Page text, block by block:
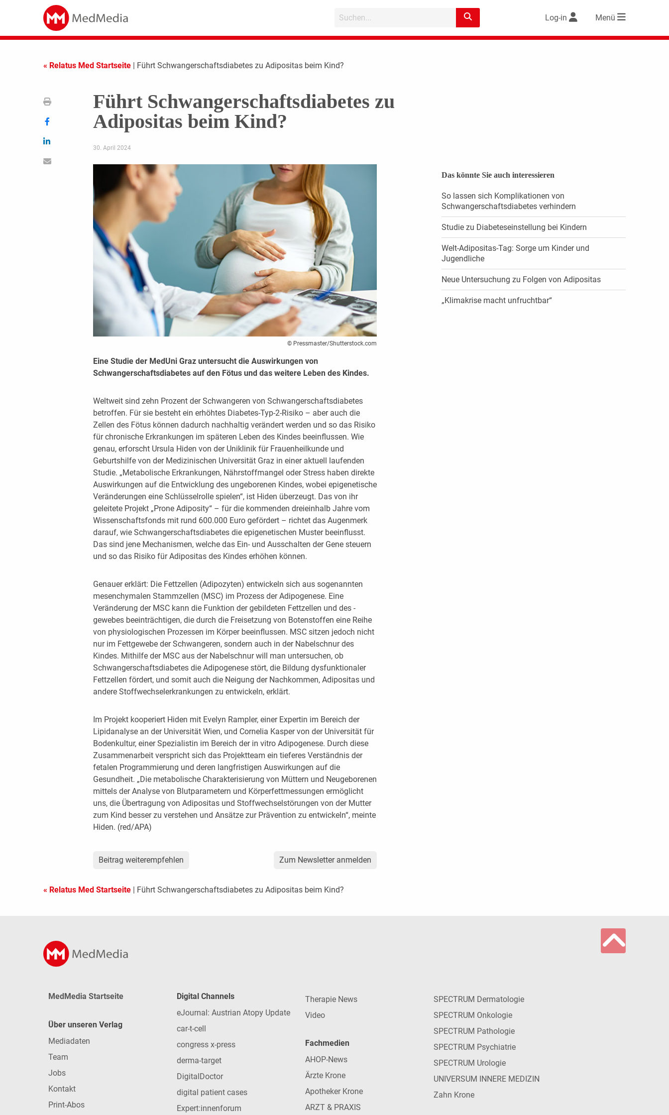
Log-in Menü
« Relatus Med Startseite | Führt Schwangerschaftsdiabetes zu Adipositas beim Kind?
Führt Schwangerschaftsdiabetes zu
Adipositas beim Kind?
30. April 2024
© Pressmaster/Shutterstock.com
Eine Studie der MedUni Graz untersucht die Auswirkungen von
Schwangerschaftsdiabetes auf den Fötus und das weitere Leben des Kindes.
Weltweit sind zehn Prozent der Schwangeren von Schwangerschaftsdiabetes
betroffen. Für sie besteht ein erhöhtes Diabetes-Typ-2-Risiko – aber auch die
Zellen des Fötus können dadurch nachhaltig verändert werden und so das Risiko
für chronische Erkrankungen im späteren Leben des Kindes beeinflussen. Wie
genau, erforscht Ursula Hiden von der Uniklinik für Frauenheilkunde und
Geburtshilfe von der Medizinischen Universität Graz in einer aktuell laufenden
Studie. „Metabolische Erkrankungen, Nährstoffmangel oder Stress haben direkte
Auswirkungen auf die Entwicklung des ungeborenen Kindes, wobei epigenetische
Veränderungen eine Schlüsselrolle spielen“, ist Hiden überzeugt. Das von ihr
geleitete Projekt „Prone Adiposity“ – für die kommenden dreieinhalb Jahre vom
Wissenschaftsfonds mit rund 600.000 Euro gefördert – richtet das Augenmerk
darauf, wie Schwangerschaftsdiabetes die epigenetischen Muster beeinflusst.
Das sind jene Mechanismen, welche das Ein- und Ausschalten der Gene steuern
und so das Risiko für Adipositas des Kindes erhöhen können.
Genauer erklärt: Die Fettzellen (Adipozyten) entwickeln sich aus sogenannten
mesenchymalen Stammzellen (MSC) im Prozess der Adipogenese. Eine
Veränderung der MSC kann die Funktion der gebildeten Fettzellen und des -
gewebes beeinträchtigen, die durch die Freisetzung von Botenstoffen eine Reihe
von physiologischen Prozessen im Körper beeinflussen. MSC sitzen jedoch nicht
nur im Fettgewebe der Schwangeren, sondern auch in der Nabelschnur des
Kindes. Mithilfe der MSC aus der Nabelschnur will man untersuchen, ob
Schwangerschaftsdiabetes die Adipogenese stört, die Bildung dysfunktionaler
Fettzellen fördert, und somit auch die Neigung der Nachkommen, Adipositas und
andere Stoffwechselerkrankungen zu entwickeln, erklärt.
Im Projekt kooperiert Hiden mit Evelyn Rampler, einer Expertin im Bereich der
Lipidanalyse an der Universität Wien, und Cornelia Kasper von der Universität für
Bodenkultur, einer Spezialistin im Bereich der in vitro Adipogenese. Durch diese
Zusammenarbeit verspricht sich das Projektteam ein tieferes Verständnis der
fetalen Programmierung und deren langfristigen Auswirkungen auf die
Gesundheit. „Die metabolische Charakterisierung von Müttern und Neugeborenen
mittels der Analyse von Blutparametern und Körperfettmessungen ermöglicht
uns, die Übertragung von Adipositas und Stoffwechselstörungen von der Mutter
zum Kind besser zu verstehen und Ansätze zur Prävention zu entwickeln“, meinte
Hiden. (red/APA)
Beitrag weiterempfehlen Zum Newsletter anmelden
Das könnte Sie auch interessieren
So lassen sich Komplikationen von
Schwangerschaftsdiabetes verhindern
Studie zu Diabeteseinstellung bei Kindern
Welt-Adipositas-Tag: Sorge um Kinder und
Jugendliche
Neue Untersuchung zu Folgen von Adipositas
„Klimakrise macht unfruchtbar“
« Relatus Med Startseite | Führt Schwangerschaftsdiabetes zu Adipositas beim Kind?
MedMedia Startseite
Über unseren Verlag
Mediadaten
Team
Jobs
Kontakt
Print-Abos
Digital Channels
eJournal: Austrian Atopy Update
car-t-cell
congress x-press
derma-target
DigitalDoctor
digital patient cases
Expert:innenforum
Therapie News
Video
Fachmedien
AHOP-News
Ärzte Krone
Apotheker Krone
ARZT & PRAXIS
SPECTRUM Dermatologie
SPECTRUM Onkologie
SPECTRUM Pathologie
SPECTRUM Psychiatrie
SPECTRUM Urologie
UNIVERSUM INNERE MEDIZIN
Zahn Krone